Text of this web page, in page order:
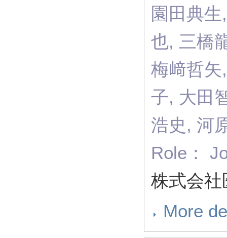
園田典
也, 三橋
梅﨑哲
子, 大田
浩史, 河
Role：
株式会
More